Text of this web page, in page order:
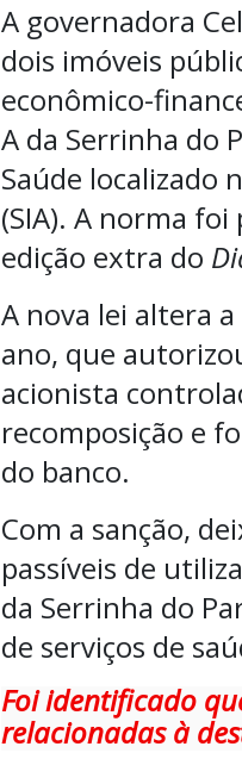
A governadora
dois imóveis
econômico-
A da Serrinha do
Saúde localizado
(SIA). A norma
edição extra do
A nova lei altera
ano, que
acionista
recomposição e
do banco.
Com a sanção,
passíveis de
da Serrinha do
de serviços de
Foi identificado
relacionadas à